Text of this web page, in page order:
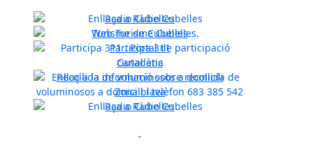
Radio Cubelles
Turisme de Cubelles
Participa 311
Canal ètic
Recollida de voluminosos a domicili
Zona blava
Radio Cubelles